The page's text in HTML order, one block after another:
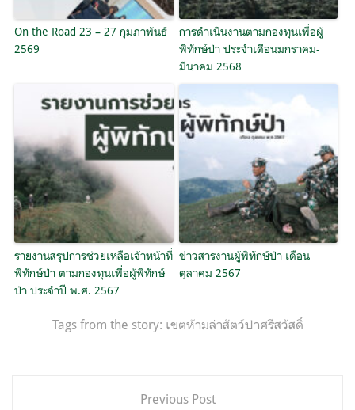
On the Road 23 – 27 กุมภาพันธ์
2569
การดำเนินงานตามกองทุนเพื่อผู้
พิทักษ์ป่า ประจำเดือนมกราคม-
มีนาคม 2568
รายงานสรุปการช่วยเหลือเจ้าหน้าที่
พิทักษ์ป่า ตามกองทุนเพื่อผู้พิทักษ์
ป่า ประจำปี พ.ศ. 2567
ข่าวสารงานผู้พิทักษ์ป่า เดือน
ตุลาคม 2567
Tags from the story: เขตห้ามล่าสัตว์ป่าศรีสวัสดิ์
Previous Post